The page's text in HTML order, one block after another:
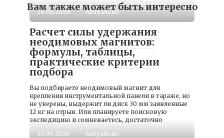
Вам также может быть интересно
24.06.2026 Актуально
Расчет силы удержания
неодимовых магнитов:
формулы, таблицы,
практические критерии
подбора
Вы подбираете неодимовый магнит для
крепления инструментальной панели в гараже, но
не уверены, выдержит ли диск 30 мм заявленные
12 кг на отрыв. Или планируете поисковую
экспедицию и сомневаетесь, достаточно
29.04.2026
Актуально